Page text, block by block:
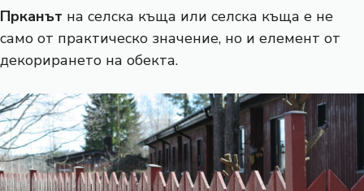
Прканът на селска къща или селска къща е не
само от практическо значение, но и елемент от
декорирането на обекта.